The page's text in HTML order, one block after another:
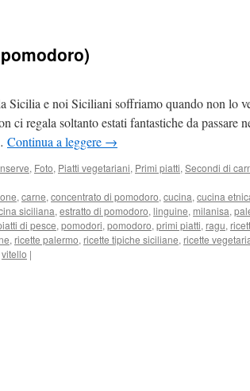
Sicilia e noi Siciliani soffriamo quando non lo
regala soltanto estati fantastiche da passare
Continua a leggere →
, Foto, Piatti vegetariani, Primi piatti, Secondi di
, carne, concentrato di pomodoro, cucina, cucina
siciliana, estratto di pomodoro, linguine, milanisa,
di pesce, pomodori, pomodoro, primi piatti, ragu,
, ricette palermo, ricette tipiche siciliane, ricette
vitello |